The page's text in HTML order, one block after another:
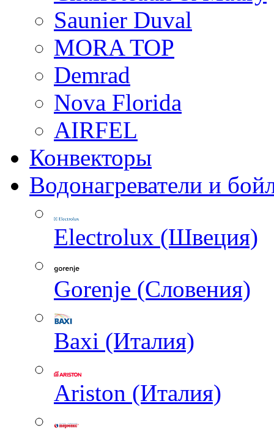
Saunier Duval
MORA TOP
Demrad
Nova Florida
AIRFEL
Конвекторы
Водонагреватели и
Electrolux (Швеция)
Gorenje (Словения)
Baxi (Италия)
Ariston (Италия)